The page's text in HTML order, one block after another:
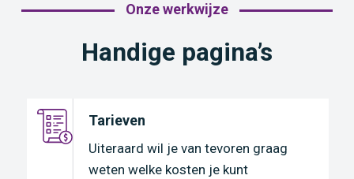
Onze werkwijze
Handige pagina’s
Tarieven
Uiteraard wil je van tevoren graag
weten welke kosten je kunt